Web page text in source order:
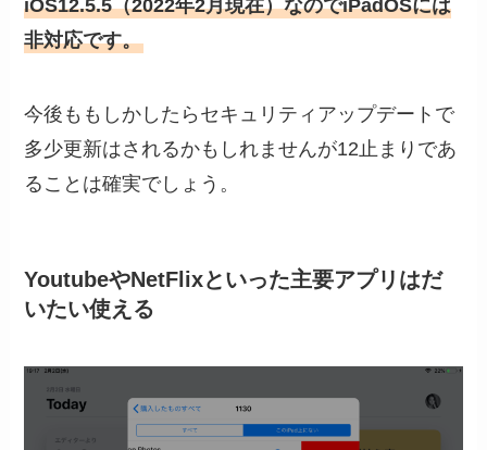
iOS12.5.5（2022年2月現在）なのでiPadOSには
非対応です。
今後ももしかしたらセキュリティアップデートで
多少更新はされるかもしれませんが12止まりであ
ることは確実でしょう。
YoutubeやNetFlixといった主要アプリはだ
いたい使える